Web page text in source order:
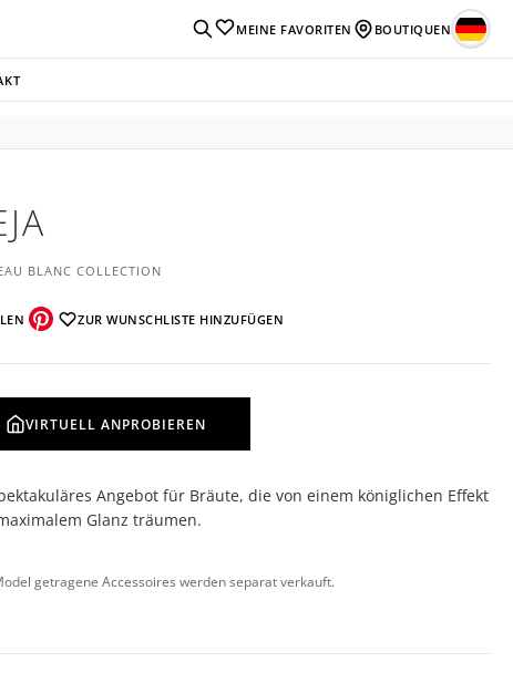
MEINE FAVORITEN BOUTIQUEN
BLANC COLLECTION
ZUR WUNSCHLISTE HINZUFÜGEN
VIRTUELL ANPROBIEREN
Angebot für Bräute, die von einem königlichen Effekt
Glanz träumen.
getragene Accessoires werden separat verkauft.